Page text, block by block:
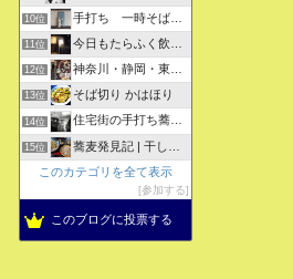
10位 手打ち 一時そば (店主の軟式ホームページ）
11位 今日もたらふく飲んで食べた -湖月四代目嫁日記-
12位 神奈川・静岡・東京の蕎麦屋の評判と口コミ
13位 そば切り かはほり
14位 住宅街の手打ち蕎麦屋三代目ブログ
15位
蕎麦発見記 | 干しそばをメインにしたそばブログ
このカテゴリを全て表示
参加する
このブログに投票する